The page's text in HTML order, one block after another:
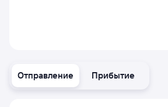
Отправление Прибытие